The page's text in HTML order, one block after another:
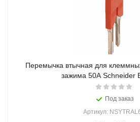
Перемычка втычная для
зажима 50А Schneider
Под заказ
Артикул: